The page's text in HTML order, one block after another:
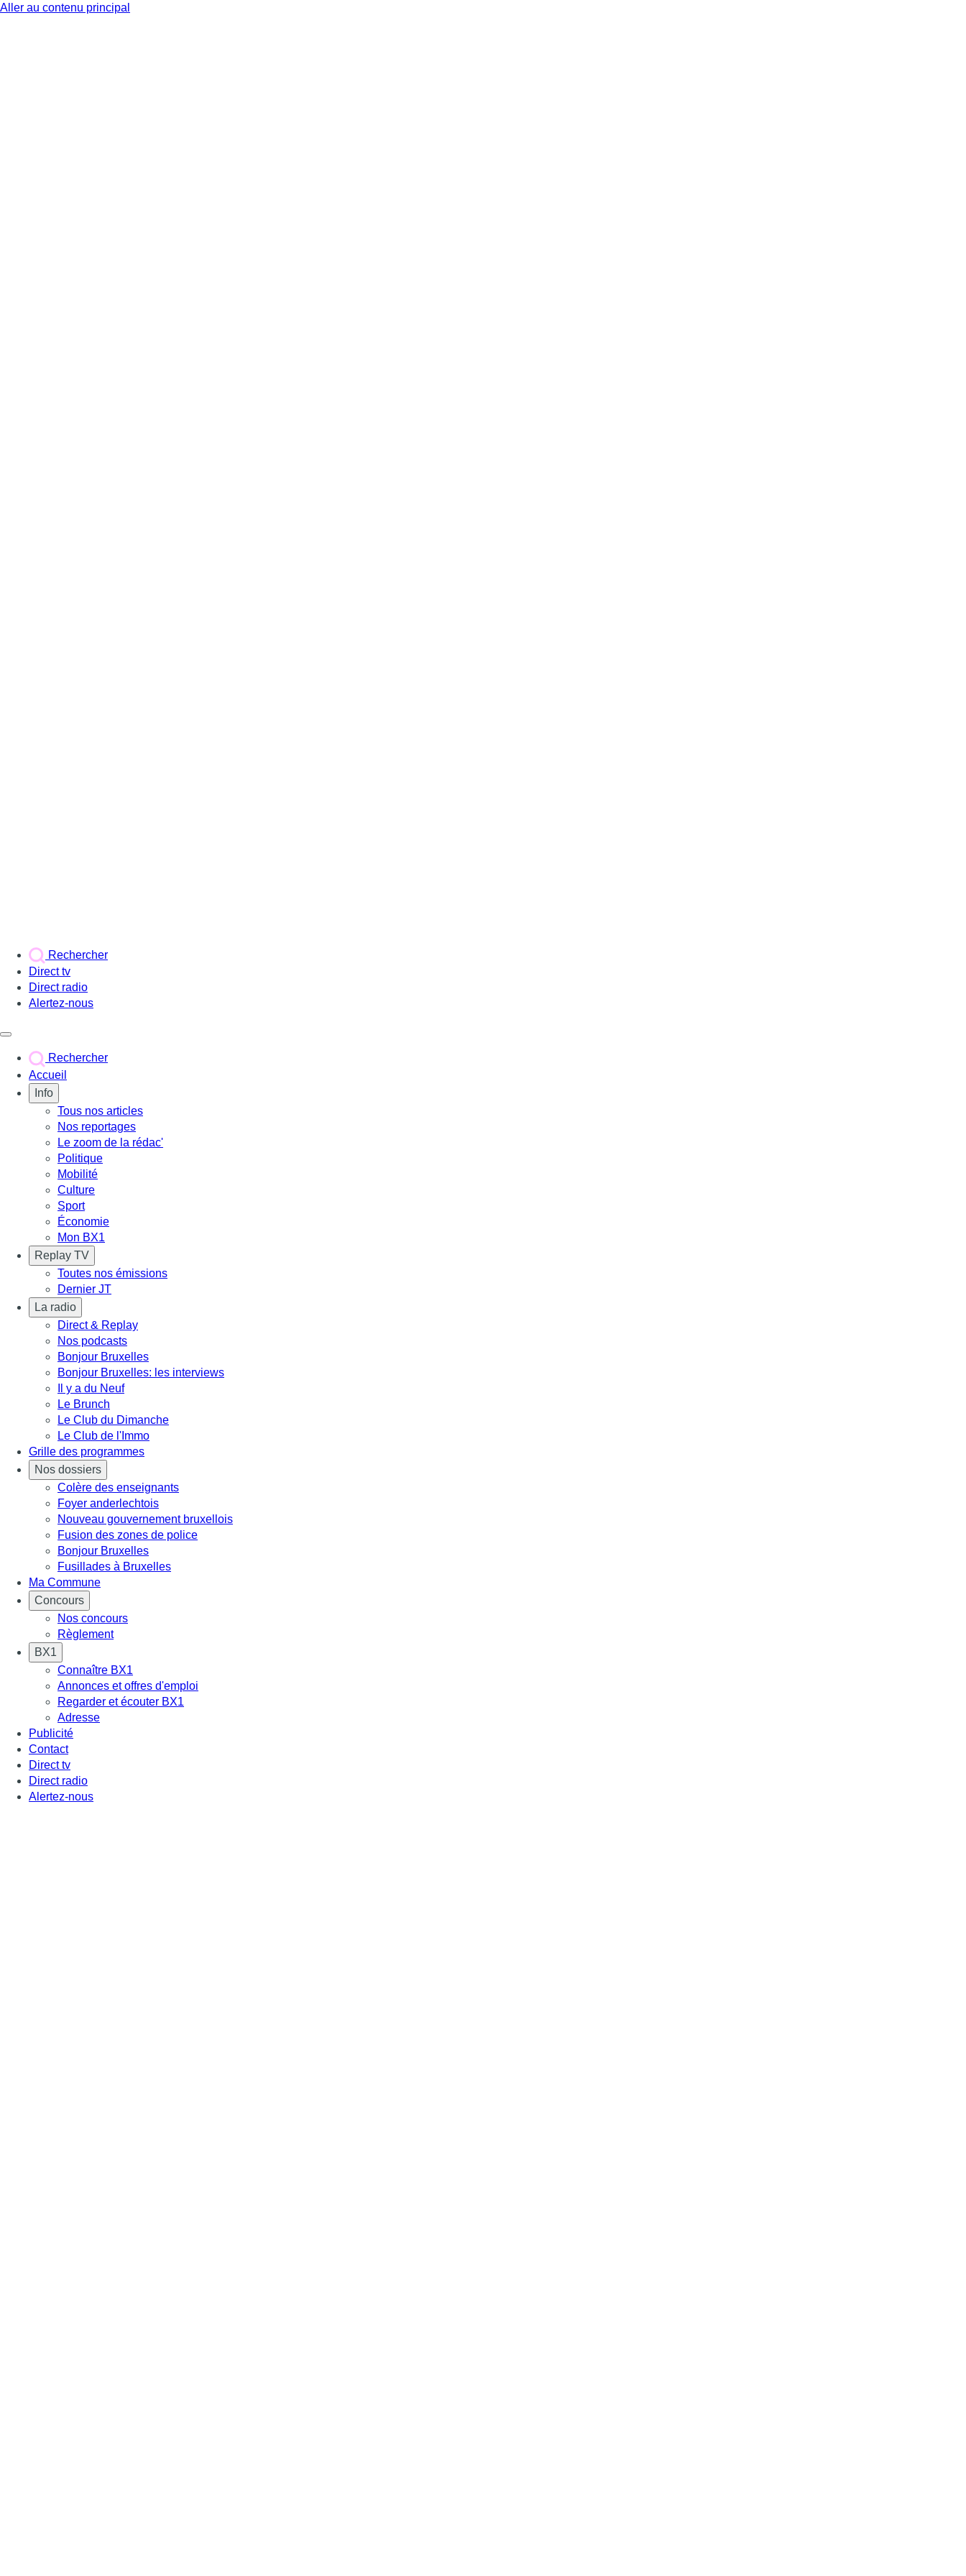
Aller au contenu principal
Rechercher
Direct tv
Direct radio
Alertez-nous
Rechercher
Accueil
Info
Tous nos articles
Nos reportages
Le zoom de la rédac'
Politique
Mobilité
Culture
Sport
Économie
Mon BX1
Replay TV
Toutes nos émissions
Dernier JT
La radio
Direct & Replay
Nos podcasts
Bonjour Bruxelles
Bonjour Bruxelles: les interviews
Il y a du Neuf
Le Brunch
Le Club du Dimanche
Le Club de l'Immo
Grille des programmes
Nos dossiers
Colère des enseignants
Foyer anderlechtois
Nouveau gouvernement bruxellois
Fusion des zones de police
Bonjour Bruxelles
Fusillades à Bruxelles
Ma Commune
Concours
Nos concours
Règlement
BX1
Connaître BX1
Annonces et offres d'emploi
Regarder et écouter BX1
Adresse
Publicité
Contact
Direct tv
Direct radio
Alertez-nous